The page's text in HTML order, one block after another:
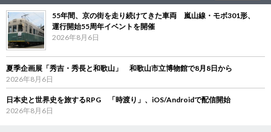
55年間、京の街を走り続けてきた車両 嵐山線・モボ301形、
運行開始55周年イベントを開催
2026年8月6日
夏季企画展「秀吉・秀長と和歌山」 和歌山市立博物館で8月8日から
2026年8月6日
日本史と世界史を旅するRPG 「時渡り」、iOS/Androidで配信開始
2026年8月6日